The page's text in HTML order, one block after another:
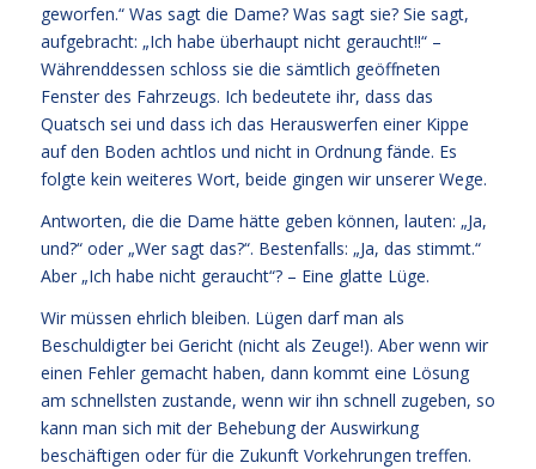
geworfen.“ Was sagt die Dame? Was sagt sie? Sie sagt,
aufgebracht: „Ich habe überhaupt nicht geraucht!!“ –
Währenddessen schloss sie die sämtlich geöffneten
Fenster des Fahrzeugs. Ich bedeutete ihr, dass das
Quatsch sei und dass ich das Herauswerfen einer Kippe
auf den Boden achtlos und nicht in Ordnung fände. Es
folgte kein weiteres Wort, beide gingen wir unserer Wege.
Antworten, die die Dame hätte geben können, lauten: „Ja,
und?“ oder „Wer sagt das?“. Bestenfalls: „Ja, das stimmt.“
Aber „Ich habe nicht geraucht“? – Eine glatte Lüge.
Wir müssen ehrlich bleiben. Lügen darf man als
Beschuldigter bei Gericht (nicht als Zeuge!). Aber wenn wir
einen Fehler gemacht haben, dann kommt eine Lösung
am schnellsten zustande, wenn wir ihn schnell zugeben, so
kann man sich mit der Behebung der Auswirkung
beschäftigen oder für die Zukunft Vorkehrungen treffen.